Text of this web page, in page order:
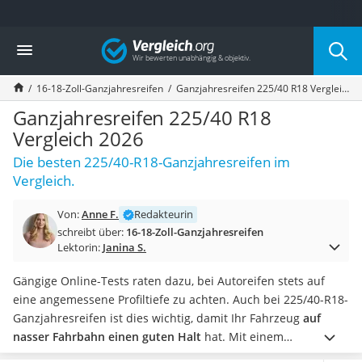
Die beliebtesten Vergleiche nach Kategorie
Auto & Motor
Fahrradträger-Anhängerkupplung (4 Fahrräder)
Fahrradträger
Fahrradträger (Anhängerkupplung)
Fahrradträger 3 Fahrräder
Benzinkanister (20 l)
Dashcam
Fahrradträger E-Bike
Marderschreck
Wagenheber 3t
AGM-Batterie Wohnmobil
Thule-Fahrradträger
FM-Transmitter
Sommerreifen 205/55 R16
Autobatterie-Ladegerät
Starthilfe mit Kompressor
Vergleich
16-18-Zoll-Ganzjahresreifen Ganzjahresreifen 225/40 R18 Vergleich 2026
Ganzjahresreifen 225/40 R18
Vergleich 2026
Die besten 225/40-R18-Ganzjahresreifen im
Vergleich.
Von:Anne F.
Redakteurin
schreibt über: 16-18-Zoll-Ganzjahresreifen
Lektorin: Janina S.
Gängige Online-Tests raten dazu, bei Autoreifen stets auf
eine angemessene Profiltiefe zu achten. Auch bei 225/40-R18-
Ganzjahresreifen ist dies wichtig, damit Ihr Fahrzeug auf
nasser Fahrbahn einen guten Halt hat. Mit einem
Reifenprofilmesserkönnen Sie die Tiefe jederzeit prüfen. Vier